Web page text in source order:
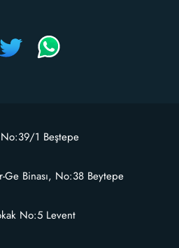
1 Beştepe
Binası, No:38 Beytepe
No:5 Levent